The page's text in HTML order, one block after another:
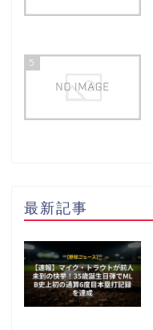
5
最新記事